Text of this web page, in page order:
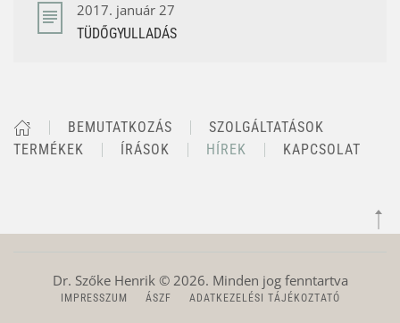
2017. január 27
TÜDŐGYULLADÁS
BEMUTATKOZÁS
SZOLGÁLTATÁSOK
TERMÉKEK
ÍRÁSOK HÍREK KAPCSOLAT
Dr. Szőke Henrik © 2026. Minden jog fenntartva
IMPRESSZUM ÁSZF ADATKEZELÉSI TÁJÉKOZTATÓ